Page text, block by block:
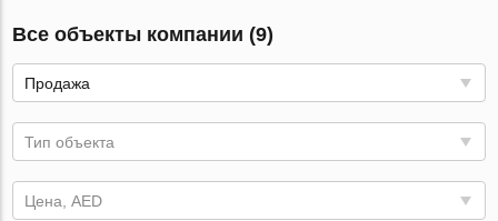
Все объекты компании (9)
Продажа
Тип объекта
Цена, AED